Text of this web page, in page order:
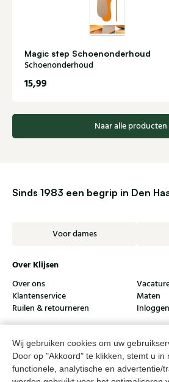
Wij gebruiken cookies om uw
Door op "Akkoord" te klikken, stemt u in
functionele, analytische en advertentie/
Magic step Schoenonderhoud
Schoenonderhoud
15,99
Naar alle producten
Sinds 1983 een begrip in Den
Voor dames
Over Klijsen
Over ons
Klantenservice
Maten
Ruilen & retourneren
Herenwinkel Klijsen
Klantenservice